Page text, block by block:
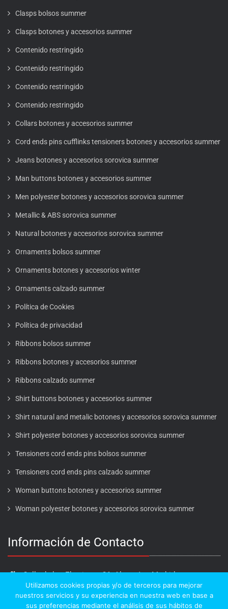
Clasps bolsos summer
Clasps botones y accesorios summer
Contenido restringido
Contenido restringido
Contenido restringido
Contenido restringido
Collars botones y accesorios summer
Cord ends pins cufflinks tensioners botones y accesorios summer
Jeans botones y accesorios sorovica summer
Man buttons botones y accesorios summer
Men polyester botones y accesorios sorovica summer
Metallic & ABS sorovica summer
Natural botones y accesorios sorovica summer
Ornaments bolsos summer
Ornaments botones y accesorios winter
Ornaments calzado summer
Política de Cookies
Política de privacidad
Ribbons bolsos summer
Ribbons botones y accesorios summer
Ribbons calzado summer
Shirt buttons botones y accesorios summer
Shirt natural and metalic botones y accesorios sorovica summer
Shirt polyester botones y accesorios sorovica summer
Tensioners cord ends pins bolsos summer
Tensioners cord ends pins calzado summer
Woman buttons botones y accesorios summer
Woman polyester botones y accesorios sorovica summer
Información de Contacto
Calle de los Ebanistas, 26. Alcorcón - Madrid
916 411 412
info@cabosagroup.com
Utilizamos cookies propias y/o de terceros para mejorar
nuestros servicios y su experiencia en nuestra web en base a
sus preferencias mediante el análisis de sus hábitos de